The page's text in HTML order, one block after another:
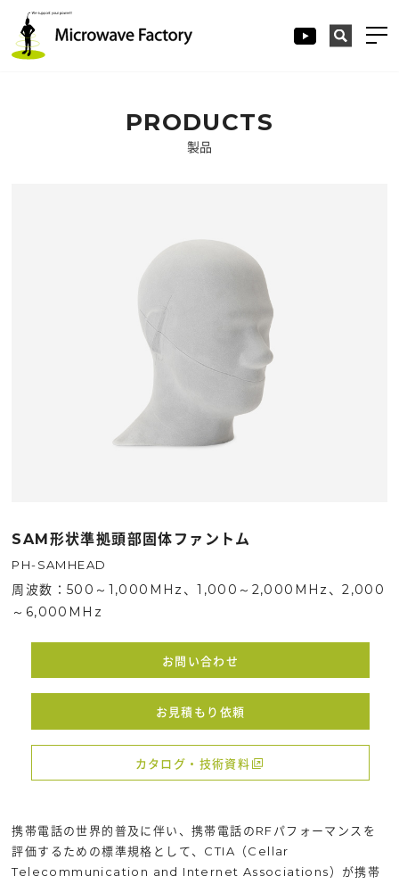
PRODUCTS
製品
SAM形状準拠頭部固体ファントム
PH-SAMHEAD
周波数：500～1,000MHz、1,000～2,000MHz、2,000
～6,000MHz
お問い合わせ
お見積もり依頼
カタログ・技術資料
携帯電話の世界的普及に伴い、携帯電話のRFパフォーマンスを
評価するための標準規格として、CTIA（Cellar
Telecommunication and Internet Associations）が携帯